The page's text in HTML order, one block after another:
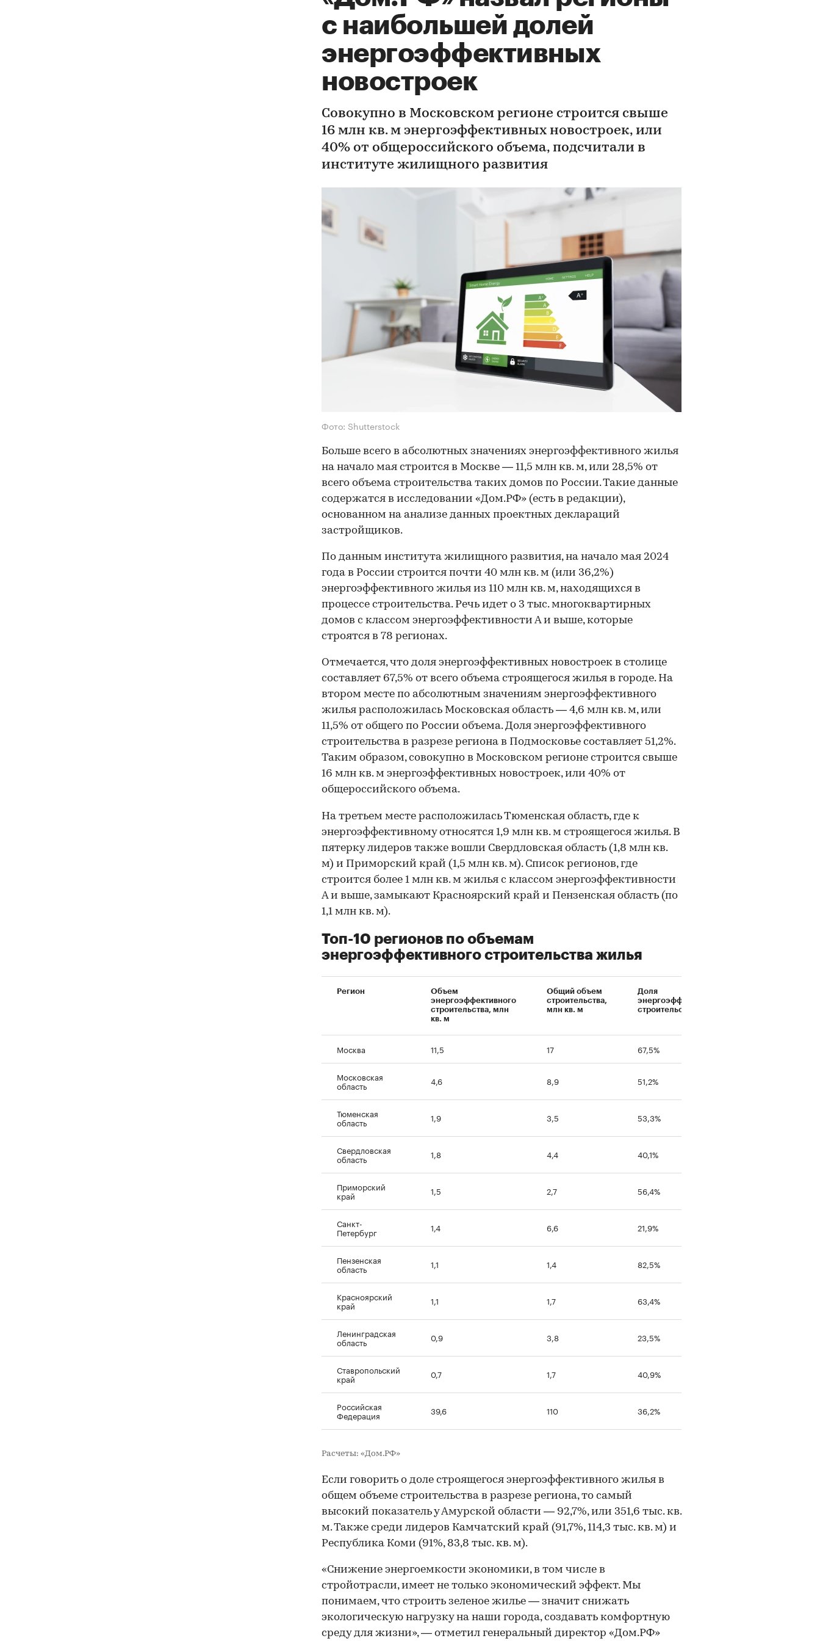
с наибольшей долей
энергоэффективных
новостроек
Совокупно в Московском регионе строится свыше
16 млн кв. м энергоэффективных новостроек, или
40% от общероссийского объема, подсчитали в
институте жилищного развития
Фото: Shutterstock
Больше всего в абсолютных значениях энергоэффективного жилья
на начало мая строится в Москве — 11,5 млн кв. м, или 28,5% от
всего объема строительства таких домов по России. Такие данные
содержатся в исследовании «Дом.РФ» (есть в редакции),
основанном на анализе данных проектных деклараций
застройщиков.
По данным института жилищного развития, на начало мая 2024
года в России строится почти 40 млн кв. м (или 36,2%)
энергоэффективного жилья из 110 млн кв. м, находящихся в
процессе строительства. Речь идет о 3 тыс. многоквартирных
домов с классом энергоэффективности А и выше, которые
строятся в 78 регионах.
Отмечается, что доля энергоэффективных новостроек в столице
составляет 67,5% от всего объема строящегося жилья в городе. На
втором месте по абсолютным значениям энергоэффективного
жилья расположилась Московская область — 4,6 млн кв. м, или
11,5% от общего по России объема. Доля энергоэффективного
строительства в разрезе региона в Подмосковье составляет 51,2%.
Таким образом, совокупно в Московском регионе строится свыше
16 млн кв. м энергоэффективных новостроек, или 40% от
общероссийского объема.
На третьем месте расположилась Тюменская область, где к
энергоэффективному относятся 1,9 млн кв. м строящегося жилья. В
пятерку лидеров также вошли Свердловская область (1,8 млн кв.
м) и Приморский край (1,5 млн кв. м). Список регионов, где
строится более 1 млн кв. м жилья с классом энергоэффективности
А и выше, замыкают Красноярский край и Пензенская область (по
1,1 млн кв. м).
Топ-10 регионов по объемам
энергоэффективного строительства жилья
Регион
Объем
энергоэффективного
строительства, млн
кв. м
Общий объем
строительства,
млн кв. м
Доля
энергоэффективного
строительства, %
Москва 11,5 17 67,5%
Московская
область 4,6 8,9 51,2%
Тюменская
область 1,9 3,5 53,3%
Свердловская
область 1,8 4,4 40,1%
Приморский
край 1,5 2,7 56,4%
Санкт-
Петербург 1,4 6,6 21,9%
Пензенская
область 1,1 1,4 82,5%
Красноярский
край 1,1 1,7 63,4%
Ленинградская
область 0,9 3,8 23,5%
Ставропольский
край 0,7 1,7 40,9%
Российская
Федерация 39,6 110 36,2%
Расчеты: «Дом.РФ»
Если говорить о доле строящегося энергоэффективного жилья в
общем объеме строительства в разрезе региона, то самый
высокий показатель у Амурской области — 92,7%, или 351,6 тыс. кв.
м. Также среди лидеров Камчатский край (91,7%, 114,3 тыс. кв. м) и
Республика Коми (91%, 83,8 тыс. кв. м).
«Снижение энергоемкости экономики, в том числе в
стройотрасли, имеет не только экономический эффект. Мы
понимаем, что строить зеленое жилье — значит снижать
экологическую нагрузку на наши города, создавать комфортную
среду для жизни», — отметил генеральный директор «Дом.РФ»